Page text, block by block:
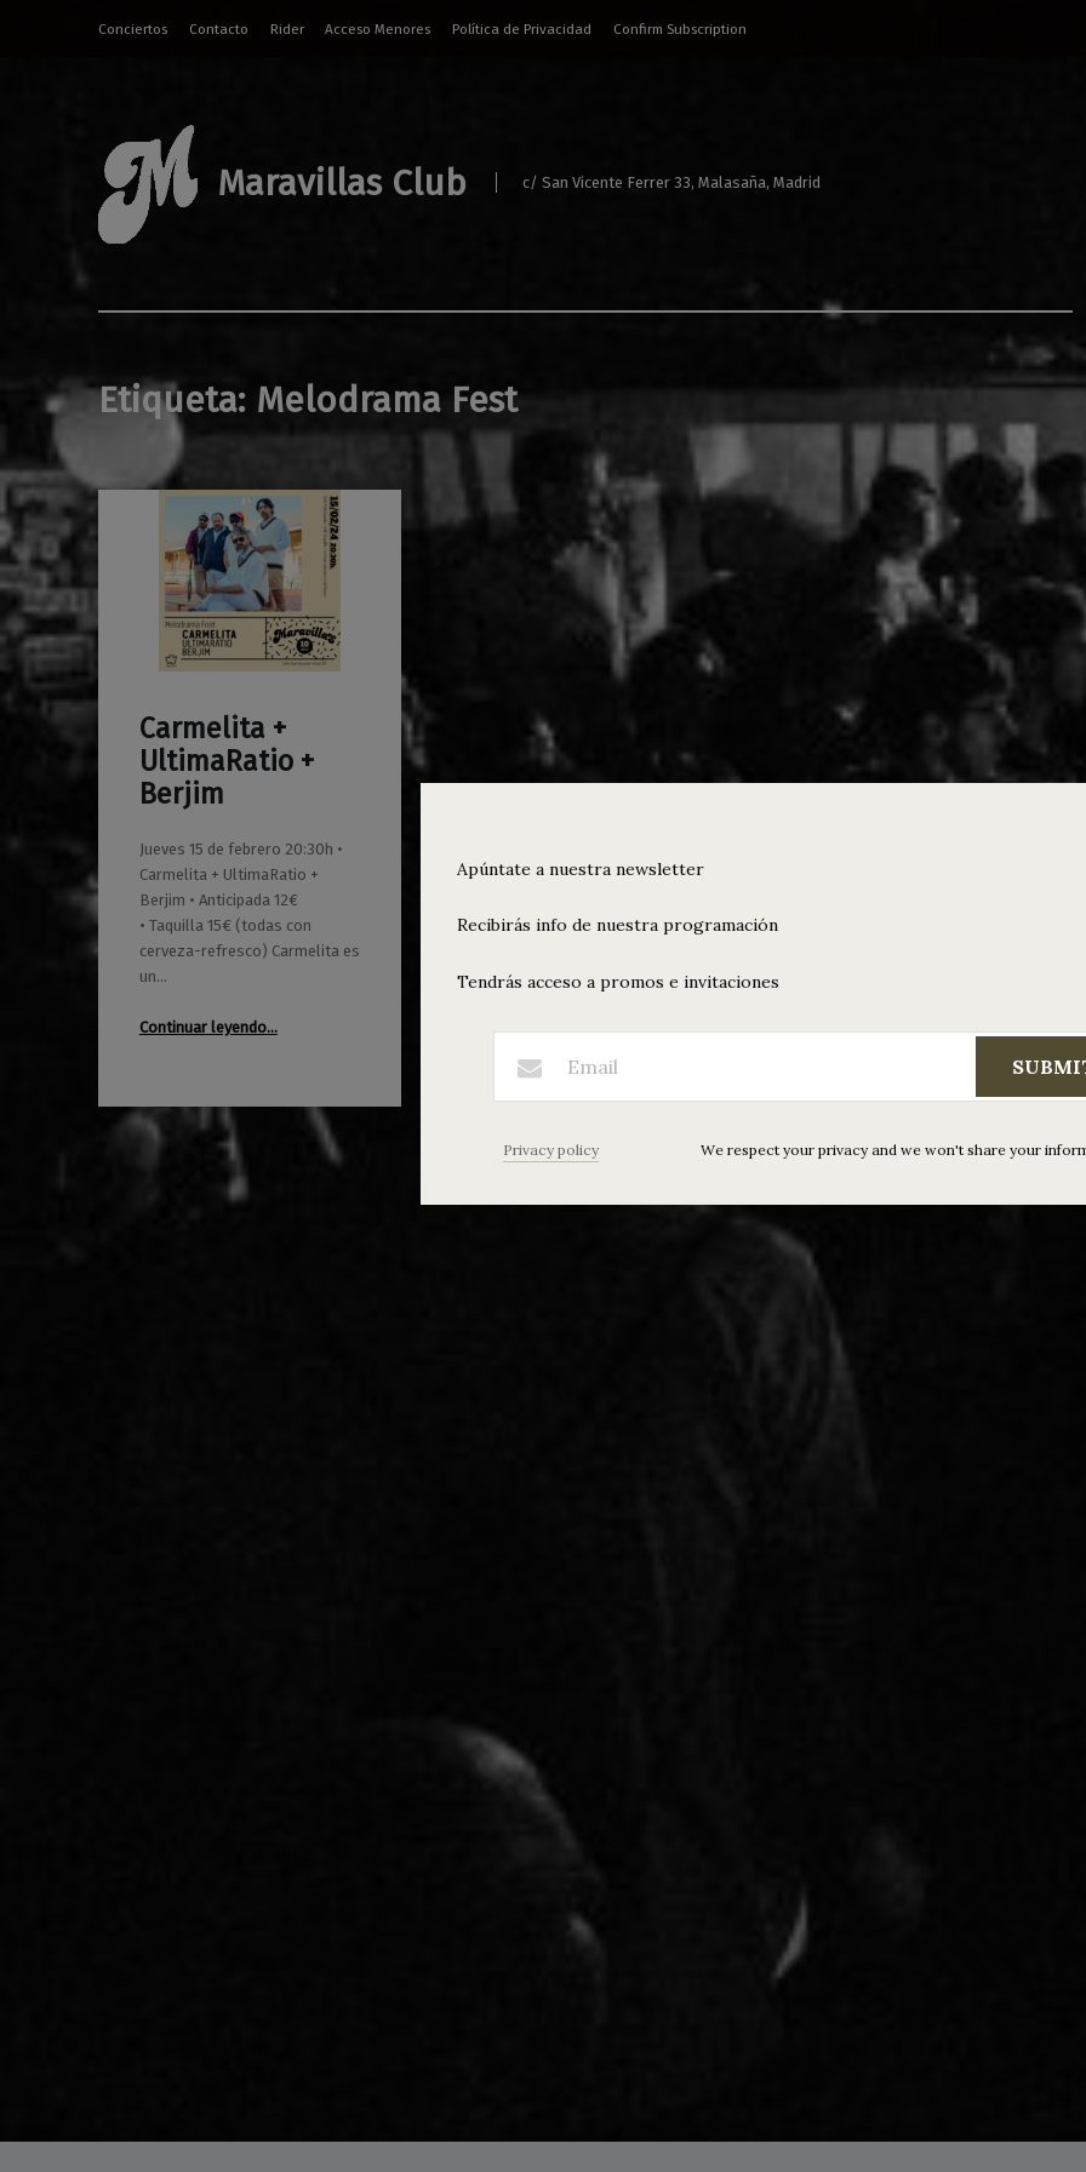
Conciertos Contacto Rider Acceso Menores Política de Privacidad Confirm Subscription
Maravillas Club c/ San Vicente Ferrer 33, Malasaña, Madrid
Etiqueta: Melodrama Fest
Carmelita +
UltimaRatio +
Berjim
Jueves 15 de febrero 20:30h •
Carmelita + UltimaRatio +
Berjim • Anticipada 12€
• Taquilla 15€ (todas con
cerveza-refresco) Carmelita es
un…
Continuar leyendo…
17/01/2024
0
Maravillas
Apúntate a nuestra newsletter
Recibirás info de nuestra programación
Tendrás acceso a promos e invitaciones
Privacy policy We respect your privacy and we won't share your